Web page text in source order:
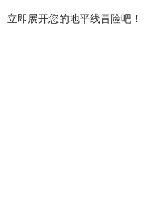
立即展开您的地平线冒险吧！